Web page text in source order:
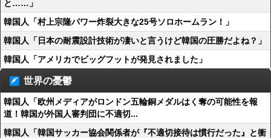
と……」
韓国人「村上宗隆パワー炸裂大きな25号ソロホームラン！」
韓国人「日本の耐震設計技術が凄いと言うけど韓国の圧勝だよね？」
韓国人「アメリカでビッグフットが発見されました」
世界の憂鬱
韓国人「欧州メディアがロンドン五輪銅メダルはく奪の可能性を報
道！韓国が外国人審判団に不適切...
韓国人「韓国サッカー協会関係者が『不適切接待は慣行だった』と衝